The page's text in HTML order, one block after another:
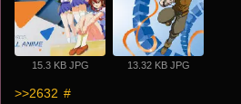
15.3 KB JPG 13.32 KB JPG
>>2632 #